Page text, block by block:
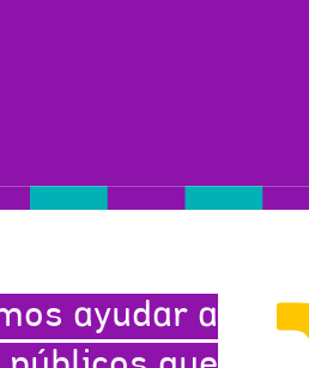
ayudar a